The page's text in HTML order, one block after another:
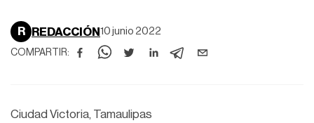
R REDACCIÓN 10 junio 2022
COMPARTIR:
Ciudad Victoria, Tamaulipas